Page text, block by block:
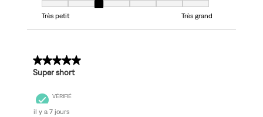
Taille, 3 sur 7, où 1 est égal à Très petit et 7 est égal à Très grand
Très petit
Très grand
5 sur 5 étoiles.
Super short
VÉRIFIÉ
il y a 7 jours